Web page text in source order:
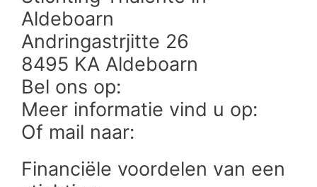
Aldeboarn
Andringastrjitte 26
8495 KA Aldeboarn
Bel ons op:
Meer informatie vind u op:
Of mail naar:
Financiële voordelen van een